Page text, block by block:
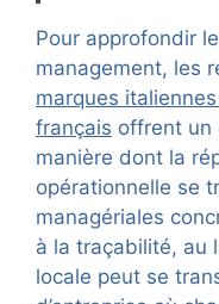
Pour approfondir
management, les
marques
français offrent un
manière dont la
opérationnelle se
managériales
à la traçabilité, au
locale peut se